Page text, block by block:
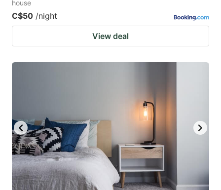
house
C$50 /night
View deal